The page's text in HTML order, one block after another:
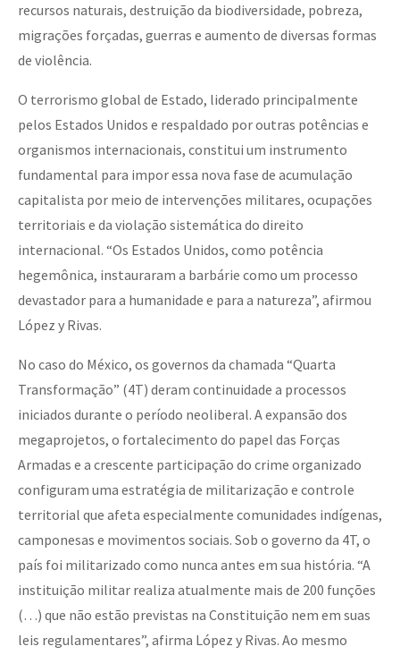
recursos naturais, destruição da biodiversidade, pobreza,
migrações forçadas, guerras e aumento de diversas formas
de violência.
O terrorismo global de Estado, liderado principalmente
pelos Estados Unidos e respaldado por outras potências e
organismos internacionais, constitui um instrumento
fundamental para impor essa nova fase de acumulação
capitalista por meio de intervenções militares, ocupações
territoriais e da violação sistemática do direito
internacional. “Os Estados Unidos, como potência
hegemônica, instauraram a barbárie como um processo
devastador para a humanidade e para a natureza”, afirmou
López y Rivas.
No caso do México, os governos da chamada “Quarta
Transformação” (4T) deram continuidade a processos
iniciados durante o período neoliberal. A expansão dos
megaprojetos, o fortalecimento do papel das Forças
Armadas e a crescente participação do crime organizado
configuram uma estratégia de militarização e controle
territorial que afeta especialmente comunidades indígenas,
camponesas e movimentos sociais. Sob o governo da 4T, o
país foi militarizado como nunca antes em sua história. “A
instituição militar realiza atualmente mais de 200 funções
(…) que não estão previstas na Constituição nem em suas
leis regulamentares”, afirma López y Rivas. Ao mesmo